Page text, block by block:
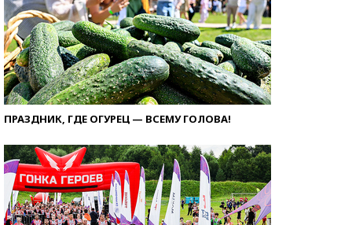
ПРАЗДНИК, ГДЕ ОГУРЕЦ — ВСЕМУ ГОЛОВА!